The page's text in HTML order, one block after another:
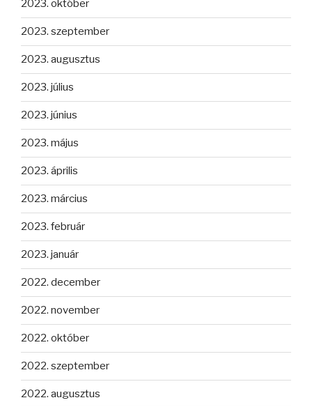
2023. október
2023. szeptember
2023. augusztus
2023. július
2023. június
2023. május
2023. április
2023. március
2023. február
2023. január
2022. december
2022. november
2022. október
2022. szeptember
2022. augusztus